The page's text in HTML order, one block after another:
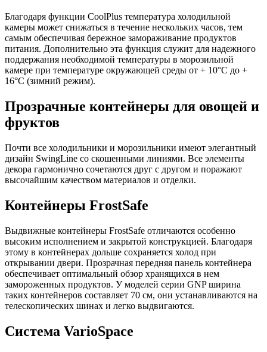
Благодаря функции CoolPlus температура холодильной
камеры может снижаться в течение нескольких часов, тем
самым обеспечивая бережное замораживание продуктов
питания. Дополнительно эта функция служит для надежного
поддержания необходимой температуры в морозильной
камере при температуре окружающей среды от + 10°C до +
16°C (зимний режим).
Прозрачные контейнеры для овощей и
фруктов
Почти все холодильники и морозильники имеют элегантный
дизайн SwingLine со скошенными линиями. Все элементы
декора гармонично сочетаются друг с другом и поражают
высочайшим качеством материалов и отделки.
Контейнеры FrostSafe
Выдвижные контейнеры FrostSafe отличаются особенно
высоким исполнением и закрытой конструкцией. Благодаря
этому в контейнерах дольше сохраняется холод при
открывании двери. Прозрачная передняя панель контейнера
обеспечивает оптимальный обзор хранящихся в нем
замороженных продуктов. У моделей серии GNP ширина
таких контейнеров составляет 70 см, они устанавливаются на
телескопических шинах и легко выдвигаются.
Система VarioSpace